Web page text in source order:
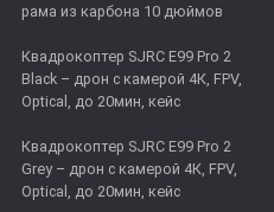
рама из карбона 10 дюймов
Квадрокоптер SJRC E99 Pro 2
Black – дрон с камерой 4К, FPV,
Optical, до 20мин, кейс
Квадрокоптер SJRC E99 Pro 2
Grey – дрон с камерой 4К, FPV,
Optical, до 20мин, кейс